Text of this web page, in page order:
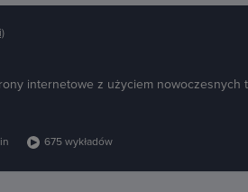
internetowe z użyciem
675 wykładów